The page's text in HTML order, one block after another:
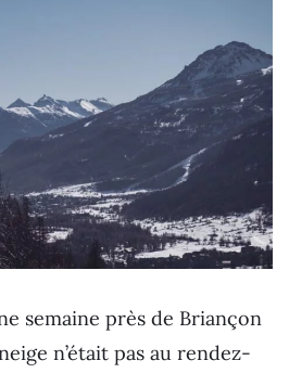
semaine près de Briançon
n’était pas au rendez-